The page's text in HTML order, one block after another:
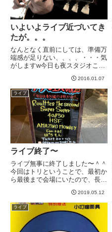
いよいよライブ近づいてき
たが。。。
なんとなく直前にしては、準備万
端感が足りない、、、、・・・気
がしますw今日も夜スタジオこも
えないのですが、早めに終わった
ら行こう。今回、当日リハもなし
なので、いきなりぶっつけ本番で
す。若干、セットリスト通して
の...
2016.01.07
ライブ
ライブ終了〜
ライブ無事に終了しました〜＾＾
今回はトリということで、最初か
ら最後まで会場にいたので、長か
ンドの演奏も全部みました＾＾オ
リジナルを演奏するバンドがほと
んどのイベントなのですが、どれ
も良かった。特に、２つほどす
ご...
2019.05.12
ライブ